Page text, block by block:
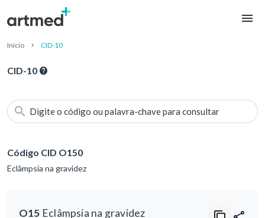
Início CID-10
CID-10
Digite o código ou palavra-chave para consultar
Código CID O150
Eclâmpsia na gravidez
O15 Eclâmpsia na gravidez